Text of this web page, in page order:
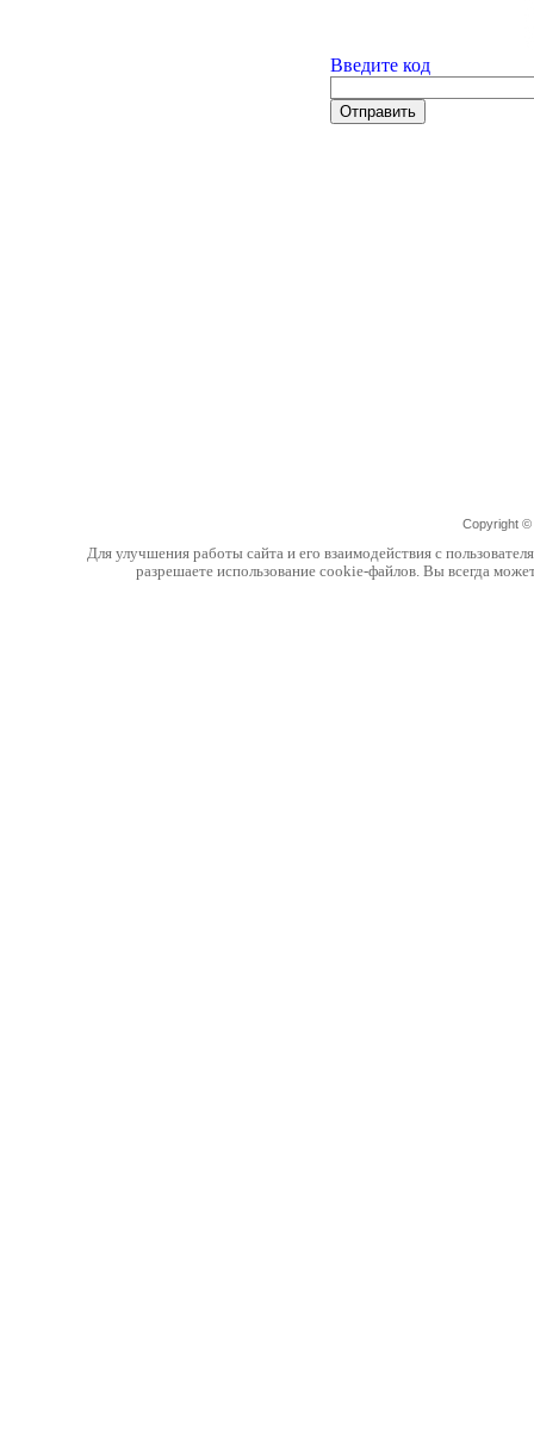
Введите код
Copyright ©
Для улучшения работы сайта и его взаимодействия с
разрешаете использование cookie-файлов. Вы всегда